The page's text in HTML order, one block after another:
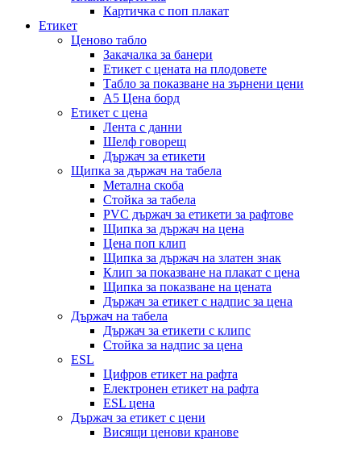
Картичка с поп плакат
Етикет
Ценово табло
Закачалка за банери
Етикет с цената на плодовете
Табло за показване на зърнени цени
A5 Цена борд
Етикет с цена
Лента с данни
Шелф говорещ
Държач за етикети
Щипка за държач на табела
Метална скоба
Стойка за табела
PVC държач за етикети за рафтове
Щипка за държач на цена
Цена поп клип
Щипка за държач на златен знак
Клип за показване на плакат с цена
Щипка за показване на цената
Държач за етикет с надпис за цена
Държач на табела
Държач за етикети с клипс
Стойка за надпис за цена
ESL
Цифров етикет на рафта
Електронен етикет на рафта
ESL цена
Държач за етикет с цени
Висящи ценови кранове